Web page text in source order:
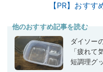
【PR】おす
他のおすすめ記事を読む
ダイソー
「疲れ
短調理グ